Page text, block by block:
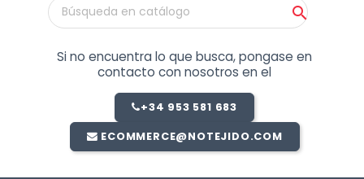

Si no encuentra lo que busca, pongase en
contacto con nosotros en el
+34 953 581 683
ECOMMERCE@NOTEJIDO.COM